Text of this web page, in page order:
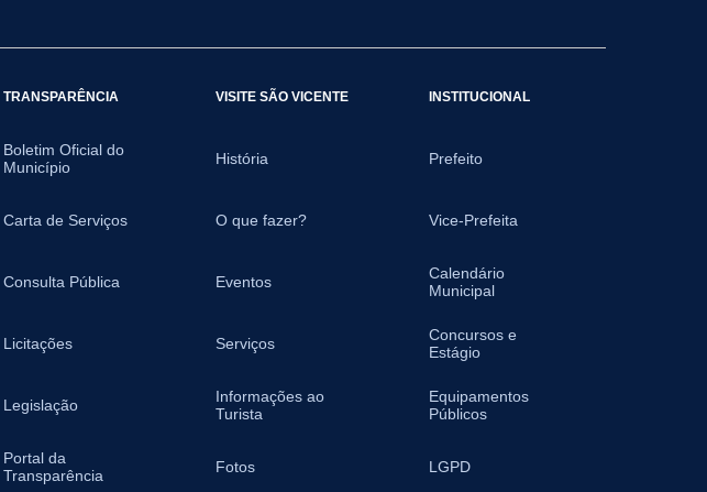
TRANSPARÊNCIA
Boletim Oficial do
Município
Carta de Serviços
Consulta Pública
Licitações
Legislação
Portal da
Transparência
VISITE SÃO VICENTE
História
O que fazer?
Eventos
Serviços
Informações ao
Turista
Fotos
INSTITUCIONAL
Prefeito
Vice-Prefeita
Calendário
Municipal
Concursos e
Estágio
Equipamentos
Públicos
LGPD